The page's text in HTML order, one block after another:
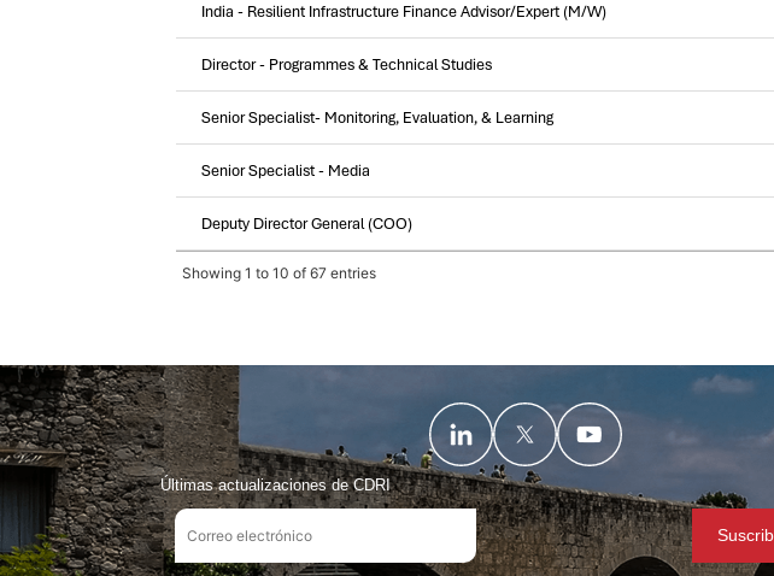
India - Resilient Infrastructure Finance Advisor/Expert (M/W)
Director - Programmes & Technical Studies
Senior Specialist- Monitoring, Evaluation, & Learning
Senior Specialist - Media
Deputy Director General (COO)
Showing 1 to 10 of 67 entries
Últimas actualizaciones de CDRI